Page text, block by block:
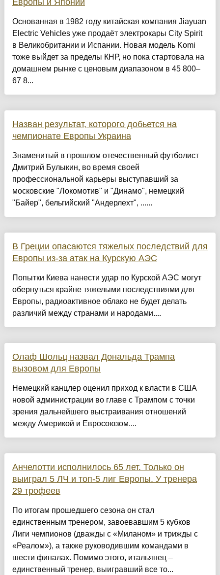
Европы и Японии
Основанная в 1982 году китайская компания Jiayuan
Electric Vehicles уже продаёт электрокары City Spirit
в Великобритании и Испании. Новая модель Komi
тоже выйдет за пределы КНР, но пока стартовала на
домашнем рынке с ценовым диапазоном в 45 800–
67 8...
Назван результат, которого добьется на
чемпионате Европы Украина
Знаменитый в прошлом отечественный футболист
Дмитрий Булыкин, во время своей
профессиональной карьеры выступавший за
московские "Локомотив" и "Динамо", немецкий
"Байер", бельгийский "Андерлехт", ......
В Греции опасаются тяжелых последствий для
Европы из-за атак на Курскую АЭС
Попытки Киева нанести удар по Курской АЭС могут
обернуться крайне тяжелыми последствиями для
Европы, радиоактивное облако не будет делать
различий между странами и народами....
Олаф Шольц назвал Дональда Трампа
вызовом для Европы
Немецкий канцлер оценил приход к власти в США
новой администрации во главе с Трампом с точки
зрения дальнейшего выстраивания отношений
между Америкой и Евросоюзом....
Анчелотти исполнилось 65 лет. Только он
выиграл 5 ЛЧ и топ-5 лиг Европы. У тренера
29 трофеев
По итогам прошедшего сезона он стал
единственным тренером, завоевавшим 5 кубков
Лиги чемпионов (дважды с «Миланом» и трижды с
«Реалом»), а также руководившим командами в
шести финалах. Помимо этого, итальянец –
единственный тренер, выигравший все то...